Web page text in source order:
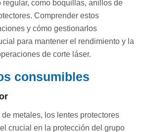
regular, como boquillas, anillos de
Comprender estos
y cómo gestionarlos
para mantener el rendimiento y la
de corte láser.
consumibles
metales, los lentes protectores
crucial en la protección del grupo